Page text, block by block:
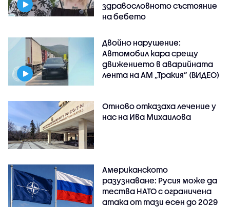
здравословното състояние
на бебето
Двойно нарушение:
Автомобил кара срещу
движението в аварийната
лента на АМ „Тракия” (ВИДЕО)
Отново отказаха лечение у
нас на Ива Михаилова
Американското
разузнаване: Русия може да
тества НАТО с ограничена
атака от тази есен до 2029